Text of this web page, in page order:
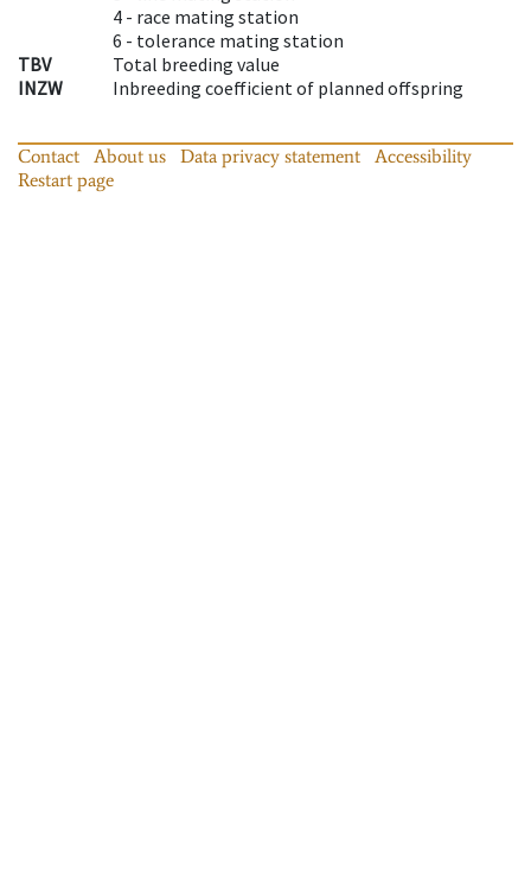
4 - race mating station
6 - tolerance mating station
TBV
Total breeding value
INZW
Inbreeding coefficient of planned offspring
Contact About us Data privacy statement
Accessibility
Restart page